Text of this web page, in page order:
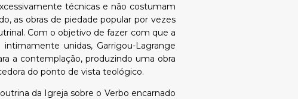
técnicas e não costumam
as obras de piedade popular por vezes
Com o objetivo de fazer com que a
unidas, Garrigou-Lagrange
a contemplação, produzindo uma obra
do ponto de vista teológico.
da Igreja sobre o Verbo encarnado